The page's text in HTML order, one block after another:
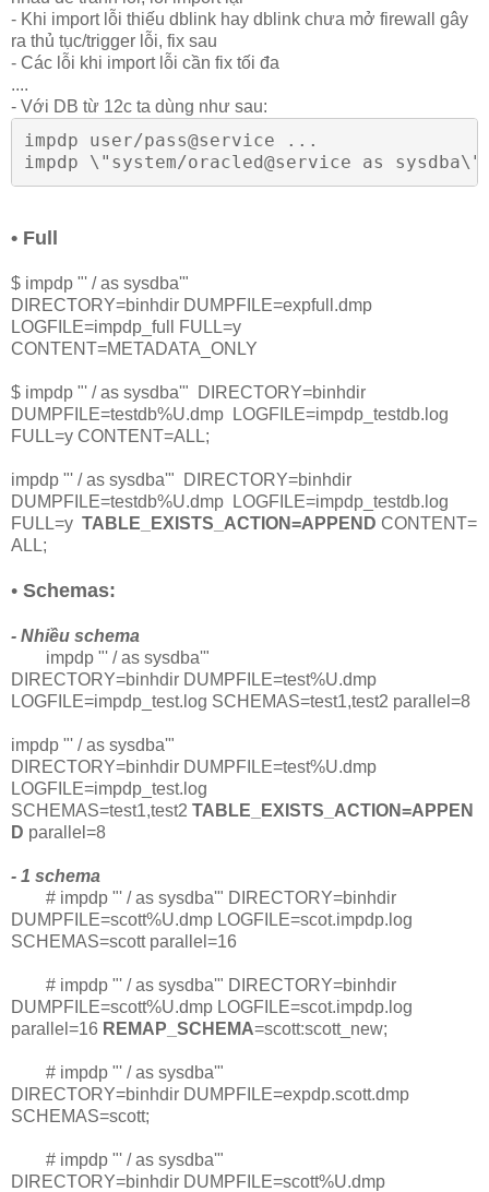
- Khi import lỗi thiếu dblink hay dblink chưa mở firewall gây
ra thủ tục/trigger lỗi, fix sau
- Các lỗi khi import lỗi cần fix tối đa
....
- Với DB từ 12c ta dùng như sau:
impdp user/pass@service ...
impdp \"system/oracled@service as
• Full
$ impdp "' / as sysdba'"
DIRECTORY=binhdir DUMPFILE=expfull.dmp
LOGFILE=impdp_full FULL=y
CONTENT=METADATA_ONLY
$ impdp "' / as sysdba'" DIRECTORY=binhdir
DUMPFILE=testdb%U.dmp LOGFILE=impdp_testdb.log
FULL=y CONTENT=ALL;
impdp "' / as sysdba'" DIRECTORY=binhdir
DUMPFILE=testdb%U.dmp LOGFILE=impdp_testdb.log
FULL=y TABLE_EXISTS_ACTION=APPEND CONTENT=
ALL;
• Schemas:
- Nhiều schema
impdp "' / as sysdba'"
DIRECTORY=binhdir DUMPFILE=test%U.dmp
LOGFILE=impdp_test.log SCHEMAS=test1,test2 parallel=8
impdp "' / as sysdba'"
DIRECTORY=binhdir DUMPFILE=test%U.dmp
LOGFILE=impdp_test.log
SCHEMAS=test1,test2 TABLE_EXISTS_ACTION=APPEN
D parallel=8
- 1 schema
# impdp "' / as sysdba'" DIRECTORY=binhdir
DUMPFILE=scott%U.dmp LOGFILE=scot.impdp.log
SCHEMAS=scott parallel=16
# impdp "' / as sysdba'" DIRECTORY=binhdir
DUMPFILE=scott%U.dmp LOGFILE=scot.impdp.log
parallel=16 REMAP_SCHEMA=scott:scott_new;
# impdp "' / as sysdba'"
DIRECTORY=binhdir DUMPFILE=expdp.scott.dmp
SCHEMAS=scott;
# impdp "' / as sysdba'"
DIRECTORY=binhdir DUMPFILE=scott%U.dmp